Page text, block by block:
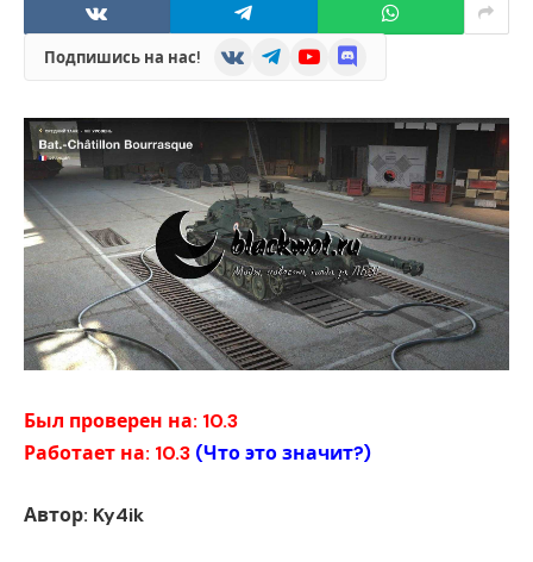
Подпишись на нас! VKontakteTelegramYouTubeDiscord
Был проверен на: 10.3
Работает на: 10.3 (Что это значит?)
Автор: Ky4ik